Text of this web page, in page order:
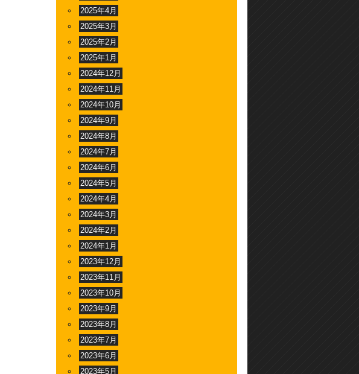
2025年4月
2025年3月
2025年2月
2025年1月
2024年12月
2024年11月
2024年10月
2024年9月
2024年8月
2024年7月
2024年6月
2024年5月
2024年4月
2024年3月
2024年2月
2024年1月
2023年12月
2023年11月
2023年10月
2023年9月
2023年8月
2023年7月
2023年6月
2023年5月